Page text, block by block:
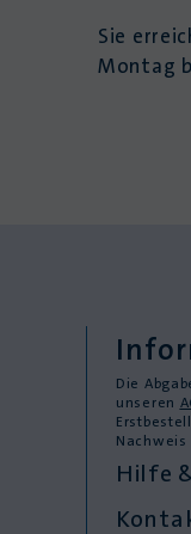
Sie
Montag
Die
unseren
Nachweis
Hilfe